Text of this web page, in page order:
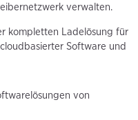
verwalten.
kompletten Ladelösung für
Software und
von